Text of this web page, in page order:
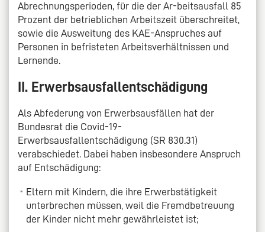
Abrechnungsperioden, für die der Ar-beitsausfall 85
Prozent der betrieblichen Arbeitszeit überschreitet,
sowie die Ausweitung des KAE-Anspruches auf
Personen in befristeten Arbeitsverhältnissen und
Lernende.
II. Erwerbsausfallentschädigung
Als Abfederung von Erwerbsausfällen hat der
Bundesrat die Covid-19-
Erwerbsausfallentschädigung (SR 830.31)
verabschiedet. Dabei haben insbesondere Anspruch
auf Entschädigung:
Eltern mit Kindern, die ihre Erwerbstätigkeit
unterbrechen müssen, weil die Fremdbetreuung
der Kinder nicht mehr gewährleistet ist;